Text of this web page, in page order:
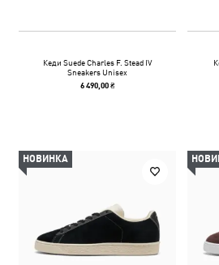
Кеди Suede Charles F. Stead IV
Sneakers Unisex
6 490,00 ₴
НОВИНКА